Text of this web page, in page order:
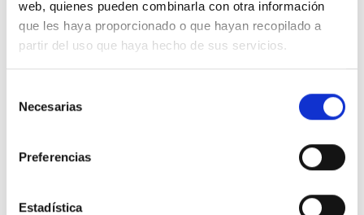
web, quienes pueden combinarla con otra información
que les haya proporcionado o que hayan recopilado a
partir del uso que haya hecho de sus servicios.
Necesarias
Preferencias
Estadística
muy cuidado